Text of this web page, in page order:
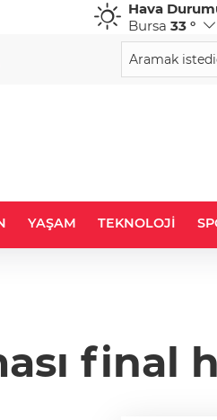
Hava
Bursa 33 °
CHF
YAŞAM TEKNOLOJİ
final